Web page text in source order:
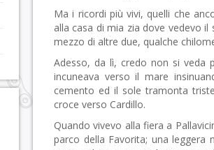
Ma i ricordi più vivi, quelli che
alla casa di mia zia dove vedevo
mezzo di altre due, qualche
Adesso, da lì, credo non si veda
incuneava verso il mare
cemento ed il sole tramonta
croce verso Cardillo.
Quando vivevo alla fiera a
parco della Favorita; una leggera